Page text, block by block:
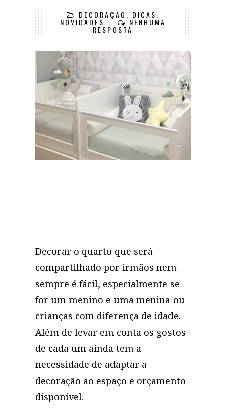
DECORAÇÃO DICAS
NOVIDADES NENHUMA
RESPOSTA
Decorar o quarto que será
compartilhado por irmãos nem
sempre é fácil, especialmente se
for um menino e uma menina ou
crianças com diferença de idade.
Além de levar em conta os gostos
de cada um ainda tem a
necessidade de adaptar a
decoração ao espaço e orçamento
disponível.